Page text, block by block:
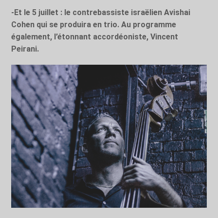
-Et le 5 juillet : le contrebassiste israëlien Avishai
Cohen qui se produira en trio. Au programme
également, l’étonnant accordéoniste, Vincent
Peirani.